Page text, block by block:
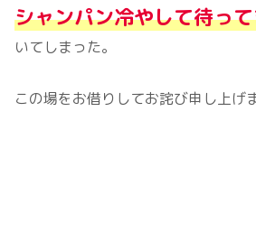
シャンパン冷やして待っ
いてしまった。
この場をお借りしてお詫び申し上げ